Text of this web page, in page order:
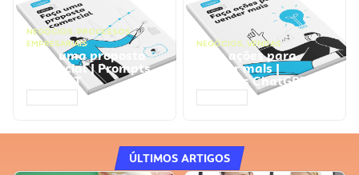
NEGÓCIOS, PROCESSOS
EMPRESARIAIS
Faça uma proposta
comercial | Prompts
ChatGPT
NEGÓCIOS, VENDAS
Faça ações para
vender mais |
Prompts ChatGPT
ÚLTIMOS ARTIGOS